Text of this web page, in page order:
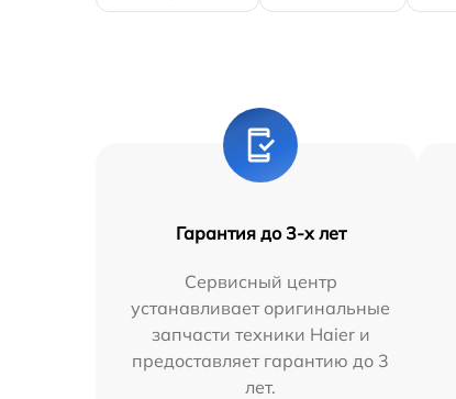
Гарантия до 3-х лет
Сервисный центр
устанавливает оригинальные
запчасти техники Haier и
предоставляет гарантию до 3
лет.